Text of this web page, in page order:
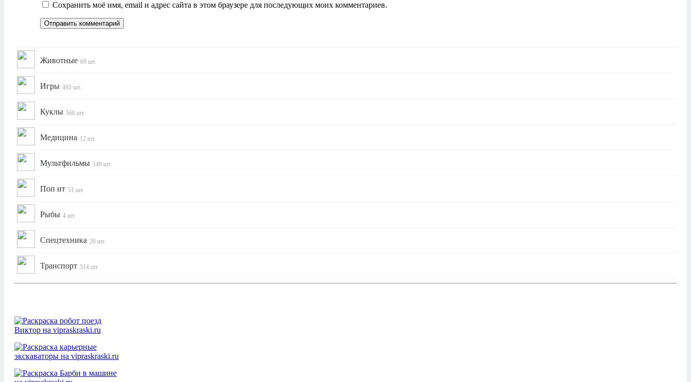
Сохранить моё имя, email и адрес сайта в этом браузере для последующих моих комментариев.
Животные 69 шт.
Игры 495 шт.
Куклы 568 шт.
Медицина 12 шт.
Мультфильмы 149 шт.
Поп ит 51 шт.
Рыбы 4 шт.
Спецтехника 26 шт.
Транспорт 314 шт.